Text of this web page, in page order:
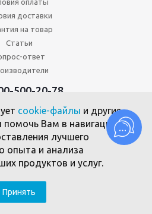
оплаты
доставки
на товар
Статьи
ответ
500-20-78
соглашение
файлов cookie
Clickmedia
cookie-файлы и другие
помочь Вам в навигации,
лучшего
опыта и анализа
продуктов и услуг.
Принять